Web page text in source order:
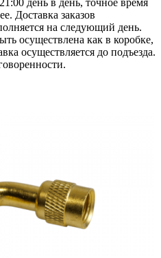
день в день, точное время
Доставка заказов
на следующий день.
осуществлена как в коробке,
осуществляется до подъезда.